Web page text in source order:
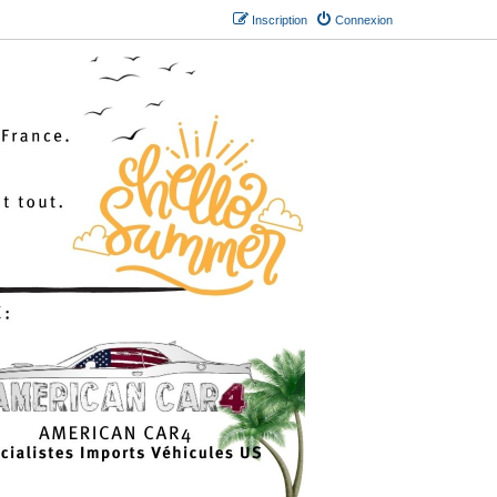
Connexion
Inscription